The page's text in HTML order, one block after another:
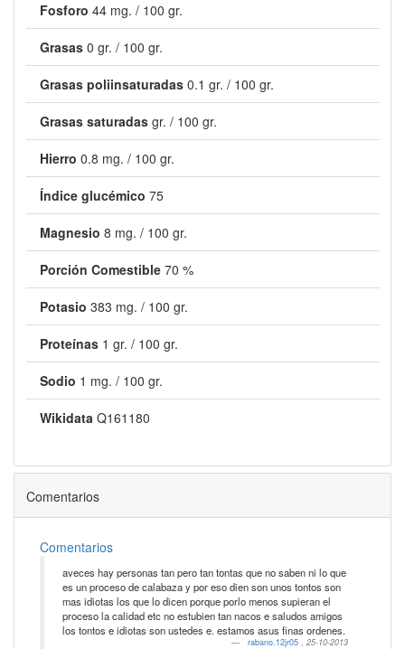
Fosforo 44 mg. / 100 gr.
Grasas 0 gr. / 100 gr.
Grasas poliinsaturadas 0.1 gr. / 100 gr.
Grasas saturadas gr. / 100 gr.
Hierro 0.8 mg. / 100 gr.
Índice glucémico 75
Magnesio 8 mg. / 100 gr.
Porción Comestible 70 %
Potasio 383 mg. / 100 gr.
Proteínas 1 gr. / 100 gr.
Sodio 1 mg. / 100 gr.
Wikidata Q161180
Comentarios
Comentarios
aveces hay personas tan pero tan tontas que no saben ni lo que
es un proceso de calabaza y por eso dien son unos tontos son
mas idiotas los que lo dicen porque porlo menos supieran el
proceso la calidad etc no estubien tan nacos e saludos amigos
los tontos e idiotas son ustedes e. estamos asus finas ordenes.
rabano.12jr05 , 25-10-2013